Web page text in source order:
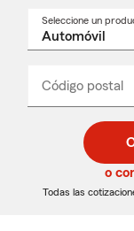
Seleccione un
Código postal
5
5
_____
o
Todas las